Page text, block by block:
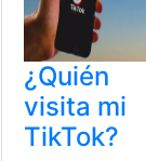
¿Quién
visita mi
TikTok?